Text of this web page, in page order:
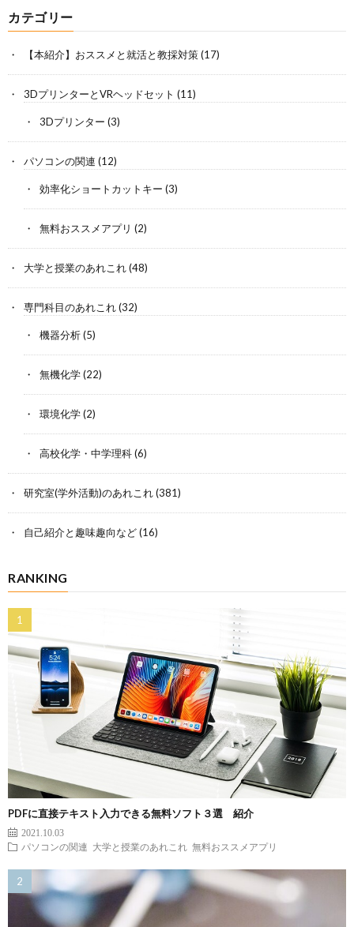
カテゴリー
【本紹介】おススメと就活と教採対策(17)
3DプリンターとVRヘッドセット (11)
3Dプリンター (3)
パソコンの関連 (12)
効率化ショートカットキー (3)
無料おススメアプリ (2)
大学と授業のあれこれ(48)
専門科目のあれこれ(32)
機器分析(5)
無機化学(22)
環境化学(2)
高校化学・中学理科(6)
研究室(学外活動)のあれこれ(381)
自己紹介と趣味趣向など(16)
RANKING
PDFに直接テキスト入力できる無料ソフト３選 紹介
2021.10.03
パソコンの関連
大学と授業のあれこれ 無料おススメアプリ